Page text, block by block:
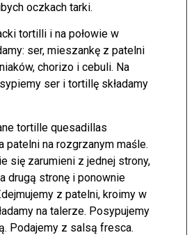
oczkach tarki.
tortilli i na połowie w
ser, mieszankę z patelni
chorizo i cebuli. Na
ser i tortillę składamy
tortille quesadillas
patelni na rozgrzanym maśle.
się zarumieni z jednej strony,
drugą stronę i ponownie
z patelni, kroimy w
na talerze. Posypujemy
Podajemy z salsą fresca.